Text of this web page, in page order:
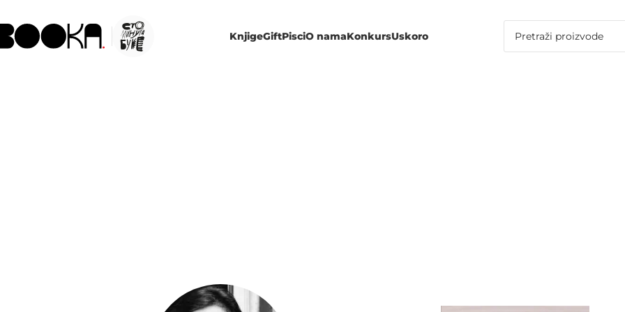
KnjigeGiftPisciO namaKonkursUskoro